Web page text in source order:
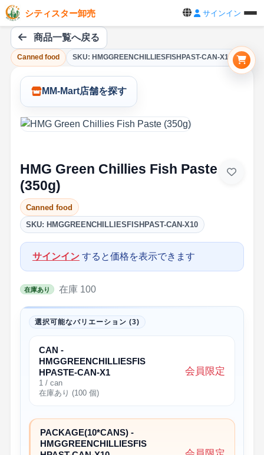
シティスター卸売 サインイン
商品一覧へ戻る
Canned food SKU: HMGGREENCHILLIESFISHPAST-CAN-X10
MM-Mart店舗を探す
HMG Green Chillies Fish Paste
(350g)
Canned food
SKU: HMGGREENCHILLIESFISHPAST-CAN-X10
サインイン すると価格を表示できます
在庫あり 在庫 100
選択可能なバリエーション (3)
CAN -
HMGGREENCHILLIESFIS
HPASTE-CAN-X1
1 / can
在庫あり (100 個)
会員限定
PACKAGE(10*CANS) -
HMGGREENCHILLIESFIS